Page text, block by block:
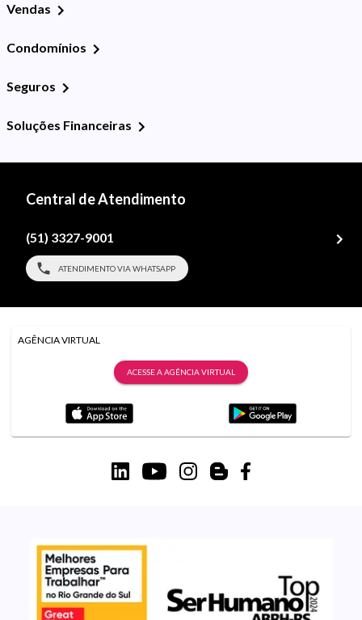
Vendas
Condomínios
Seguros
Soluções Financeiras
Central de Atendimento
(51) 3327-9001
ATENDIMENTO VIA WHATSAPP
AGÊNCIA VIRTUAL
ACESSE A AGÊNCIA VIRTUAL